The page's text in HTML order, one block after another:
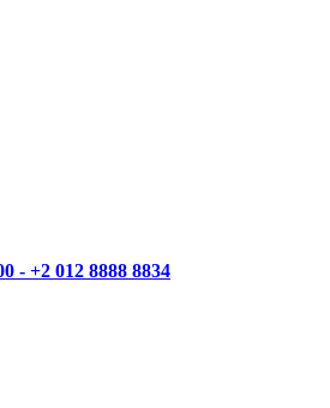
- +2 012 8888 8834